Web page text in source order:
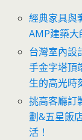
經典家具與
AMP建築
台灣室內設
手金字塔頂
生的高光時
挑高客廳訂
劃&五星飯
活！